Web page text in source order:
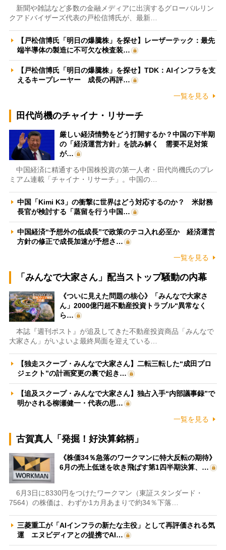
新聞や雑誌など多数の金融メディアに出演するグローバルリン
クアドバイザーズ代表の戸松信博氏が、最新…
【戸松信博氏「明日の爆騰株」を探せ】レーザーテック：最先
端半導体の製造に不可欠な検査装…
【戸松信博氏「明日の爆騰株」を探せ】TDK：AIインフラを支
えるキープレーヤー 成長の再評…
一覧を見る
田代尚機のチャイナ・リサーチ
厳しい経済情勢をどう打開するか？中国の下半期
の「経済運営方針」を読み解く 需要不足対策
が…
中国経済に精通する中国株投資の第一人者・田代尚機氏のプレ
ミアム連載「チャイナ・リサーチ」。中国の…
中国「Kimi K3」の衝撃に世界はどう対応するのか？ 米財務
長官が検討する「蒸留を行う中国…
中国経済“予想外の低成長”で政策のテコ入れ必至か 経済運営
方針の修正で成長加速が予想さ…
一覧を見る
「みんなで大家さん」配当ストップ騒動の内幕
《ついに見えた問題の核心》「みんなで大家さ
ん」2000億円超不動産投資トラブル“異常なく
ら…
本誌『週刊ポスト』が追及してきた不動産投資商品「みんなで
大家さん」がいよいよ最終局面を迎えている…
【独走スクープ・みんなで大家さん】二転三転した“成田プロ
ジェクト”の計画変更の裏で起き…
【追及スクープ・みんなで大家さん】独占入手“内部議事録”で
明かされる柳瀬健一・代表の思…
一覧を見る
古賀真人「発掘！好決算銘柄」
《株価34％急落のワークマンに特大反転の期待》
6月の売上低迷を吹き飛ばす第1四半期決算、…
6月3日に8330円をつけたワークマン（東証スタンダード・
7564）の株価は、わずか1カ月あまりで約34％下落…
三菱重工が「AIインフラの新たな主役」として再評価される気
運 エヌビディアとの提携でAI…